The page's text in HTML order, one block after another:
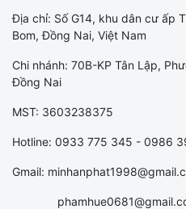
Địa chỉ: Số G14, khu dân cư ấp
Bom, Đồng Nai, Việt Nam
Chi nhánh: 70B-KP Tân Lập,
Đồng Nai
MST: 3603238375
Hotline: 0933 775 345 - 0986
Gmail: